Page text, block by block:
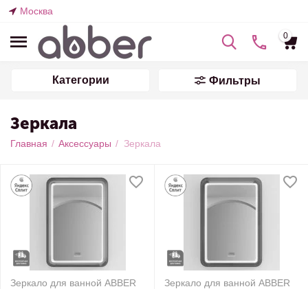
Москва
0
Категории Фильтры
Зеркала
Главная / Аксессуары / Зеркала
Зеркало для ванной ABBER
Зеркало для ванной ABBER